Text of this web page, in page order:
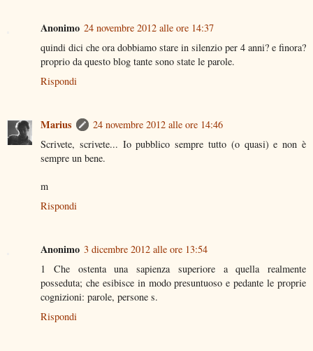
Anonimo 24 novembre 2012 alle ore 14:37
quindi dici che ora dobbiamo stare in silenzio per 4 anni? e finora?
proprio da questo blog tante sono state le parole.
Rispondi
Marius
24 novembre 2012 alle ore 14:46
Scrivete, scrivete... Io pubblico sempre tutto (o quasi) e non è
sempre un bene.
m
Rispondi
Anonimo 3 dicembre 2012 alle ore 13:54
1 Che ostenta una sapienza superiore a quella realmente
posseduta; che esibisce in modo presuntuoso e pedante le proprie
cognizioni: parole, persone s.
Rispondi